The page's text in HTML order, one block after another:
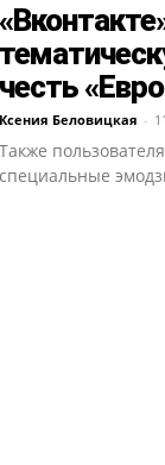
честь
Ксения Беловицкая -
Также
специальные